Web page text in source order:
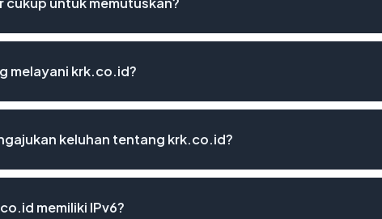
melayani krk.co.id?
keluhan tentang krk.co.id?
memiliki IPv6?